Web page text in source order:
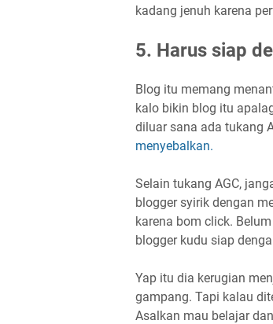
kadang jenuh karena
5. Harus siap
Blog itu memang
kalo bikin blog itu
diluar sana ada tukang
menyebalkan.
Selain tukang AGC,
blogger syirik dengan
karena bom click.
blogger kudu siap
Yap itu dia kerugian
gampang. Tapi kalau
Asalkan mau belajar